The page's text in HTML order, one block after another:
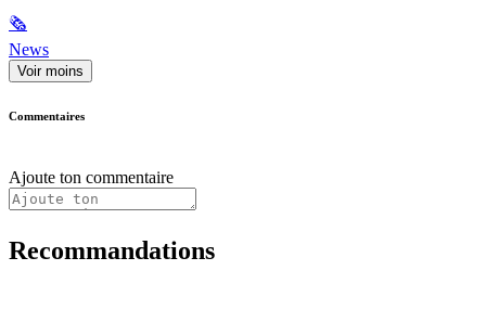
🗞
News
Voir moins
Commentaires
Ajoute ton commentaire
Recommandations